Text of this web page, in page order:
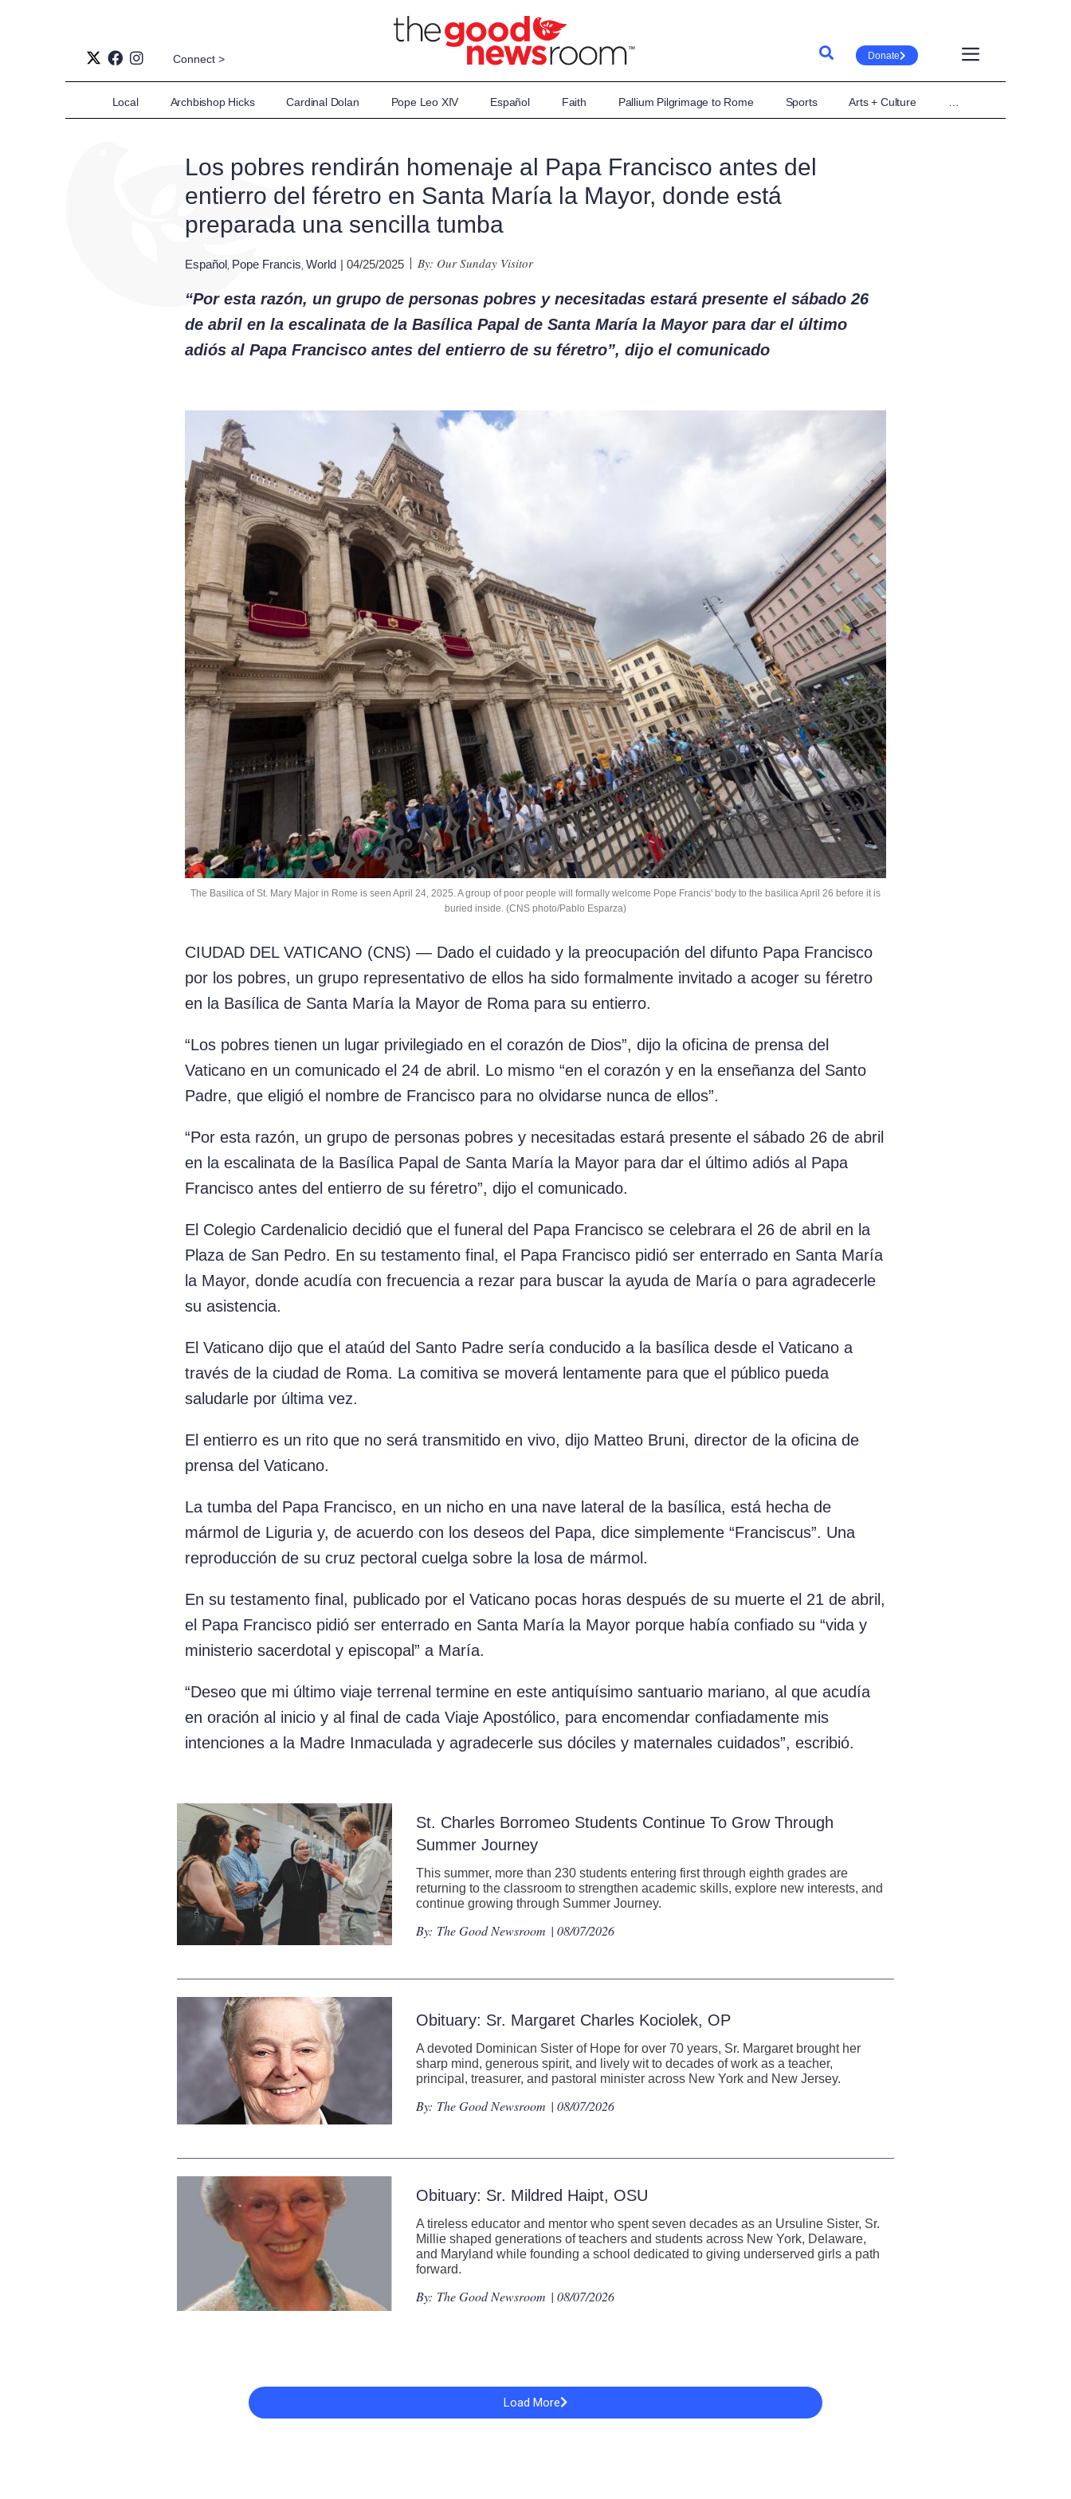
Connect > Donate
Local Archbishop Hicks Cardinal Dolan Pope Leo XIV Español Faith Pallium Pilgrimage to Rome Sports Arts + Culture
Los pobres rendirán homenaje al Papa Francisco antes del
entierro del féretro en Santa María la Mayor, donde está
preparada una sencilla tumba
Español Pope Francis World | 04/25/2025 By: Our Sunday Visitor
“Por esta razón, un grupo de personas pobres y necesitadas estará presente el sábado 26
de abril en la escalinata de la Basílica Papal de Santa María la Mayor para dar el último
adiós al Papa Francisco antes del entierro de su féretro”, dijo el comunicado
The Basilica of St. Mary Major in Rome is seen April 24, 2025. A group of poor people will formally welcome Pope Francis' body to the basilica April 26 before it is
buried inside. (CNS photo/Pablo Esparza)
CIUDAD DEL VATICANO (CNS) — Dado el cuidado y la preocupación del difunto Papa Francisco
por los pobres, un grupo representativo de ellos ha sido formalmente invitado a acoger su féretro
en la Basílica de Santa María la Mayor de Roma para su entierro.
“Los pobres tienen un lugar privilegiado en el corazón de Dios”, dijo la oficina de prensa del
Vaticano en un comunicado el 24 de abril. Lo mismo “en el corazón y en la enseñanza del Santo
Padre, que eligió el nombre de Francisco para no olvidarse nunca de ellos”.
“Por esta razón, un grupo de personas pobres y necesitadas estará presente el sábado 26 de abril
en la escalinata de la Basílica Papal de Santa María la Mayor para dar el último adiós al Papa
Francisco antes del entierro de su féretro”, dijo el comunicado.
El Colegio Cardenalicio decidió que el funeral del Papa Francisco se celebrara el 26 de abril en la
Plaza de San Pedro. En su testamento final, el Papa Francisco pidió ser enterrado en Santa María
la Mayor, donde acudía con frecuencia a rezar para buscar la ayuda de María o para agradecerle
su asistencia.
El Vaticano dijo que el ataúd del Santo Padre sería conducido a la basílica desde el Vaticano a
través de la ciudad de Roma. La comitiva se moverá lentamente para que el público pueda
saludarle por última vez.
El entierro es un rito que no será transmitido en vivo, dijo Matteo Bruni, director de la oficina de
prensa del Vaticano.
La tumba del Papa Francisco, en un nicho en una nave lateral de la basílica, está hecha de
mármol de Liguria y, de acuerdo con los deseos del Papa, dice simplemente “Franciscus”. Una
reproducción de su cruz pectoral cuelga sobre la losa de mármol.
En su testamento final, publicado por el Vaticano pocas horas después de su muerte el 21 de abril,
el Papa Francisco pidió ser enterrado en Santa María la Mayor porque había confiado su “vida y
ministerio sacerdotal y episcopal” a María.
“Deseo que mi último viaje terrenal termine en este antiquísimo santuario mariano, al que acudía
en oración al inicio y al final de cada Viaje Apostólico, para encomendar confiadamente mis
intenciones a la Madre Inmaculada y agradecerle sus dóciles y maternales cuidados”, escribió.
St. Charles Borromeo Students Continue To Grow Through
Summer Journey
This summer, more than 230 students entering first through eighth grades are
returning to the classroom to strengthen academic skills, explore new interests, and
continue growing through Summer Journey.
By: The Good Newsroom | 08/07/2026
Obituary: Sr. Margaret Charles Kociolek, OP
A devoted Dominican Sister of Hope for over 70 years, Sr. Margaret brought her
sharp mind, generous spirit, and lively wit to decades of work as a teacher,
principal, treasurer, and pastoral minister across New York and New Jersey.
By: The Good Newsroom | 08/07/2026
Obituary: Sr. Mildred Haipt, OSU
A tireless educator and mentor who spent seven decades as an Ursuline Sister, Sr.
Millie shaped generations of teachers and students across New York, Delaware,
and Maryland while founding a school dedicated to giving underserved girls a path
forward.
By: The Good Newsroom | 08/07/2026
Load More